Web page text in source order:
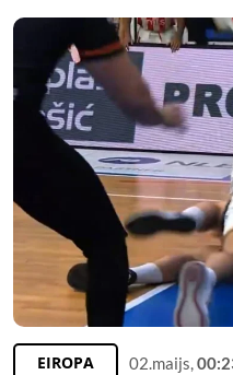
EIROPA 02.maijs,